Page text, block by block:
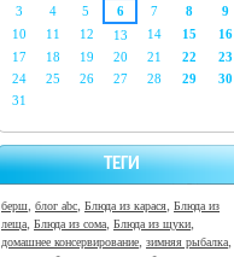
3
4 5 6 7 8
9
10
11 12 13 14 15
16
17
18 19 20 21 22
23
24
25 26 27 28 29
30
31
ТЕГИ
берш, блог abc, Блюда из карася, Блюда из
леща, Блюда из сома, Блюда из щуки,
домашнее консервирование, зимняя рыбалка,